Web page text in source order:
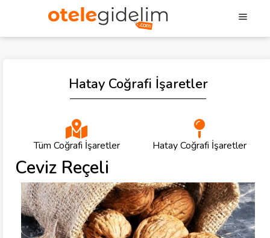
Hatay Coğrafi İşaretler
Tüm Coğrafi İşaretler Hatay Coğrafi İşaretler
Ceviz Reçeli